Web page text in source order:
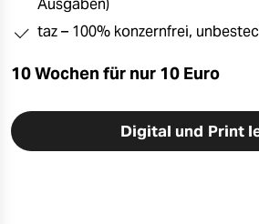
Ausgaben)
taz – 100% konzernfrei,
10 Wochen für nur 10 Euro
Digital und Print